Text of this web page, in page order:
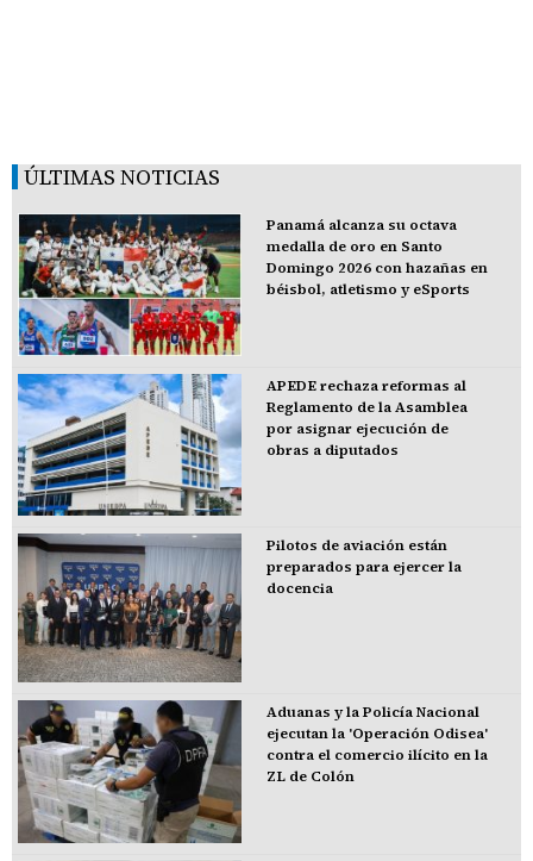
ÚLTIMAS NOTICIAS
Panamá alcanza su octava
medalla de oro en Santo
Domingo 2026 con hazañas en
béisbol, atletismo y eSports
APEDE rechaza reformas al
Reglamento de la Asamblea
por asignar ejecución de
obras a diputados
Pilotos de aviación están
preparados para ejercer la
docencia
Aduanas y la Policía Nacional
ejecutan la 'Operación Odisea'
contra el comercio ilícito en la
ZL de Colón